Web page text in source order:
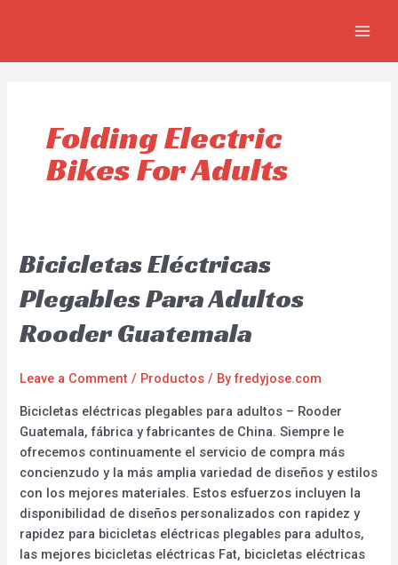
Folding Electric
Bikes For Adults
Bicicletas Eléctricas
Plegables Para Adultos
Rooder Guatemala
Leave a Comment / Productos / Byfredyjose.com
Bicicletas eléctricas plegables para adultos – Rooder
Guatemala, fábrica y fabricantes de China. Siempre le
ofrecemos continuamente el servicio de compra más
concienzudo y la más amplia variedad de diseños y estilos
con los mejores materiales. Estos esfuerzos incluyen la
disponibilidad de diseños personalizados con rapidez y
rapidez para bicicletas eléctricas plegables para adultos,
las mejores bicicletas eléctricas Fat, bicicletas eléctricas